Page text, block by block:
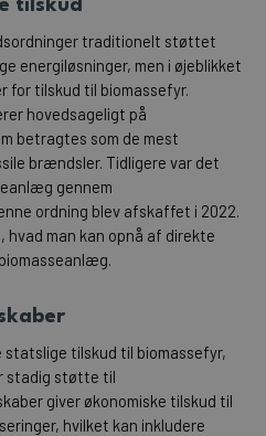
tilskud
traditionelt støttet
energiløsninger, men i øjeblikket
for tilskud til biomassefyr.
hovedsageligt på
betragtes som de mest
brændsler. Tidligere var det
gennem
ordning blev afskaffet i 2022.
man kan opnå af direkte
statslige tilskud til biomassefyr,
stadig støtte til
giver økonomiske tilskud til
hvilket kan inkludere